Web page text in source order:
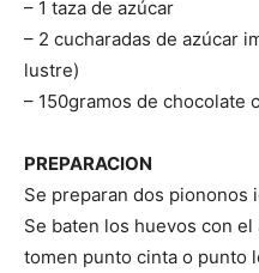
– 1 taza de azúcar
– 2 cucharadas de azúcar
lustre)
– 150gramos de chocolate
PREPARACION
Se preparan dos piononos
Se baten los huevos con
tomen punto cinta o punto